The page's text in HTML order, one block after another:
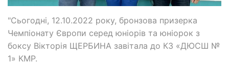
"Сьогодні, 12.10.2022 року, бронзова призерка
Чемпіонату Європи серед юніорів та юніорок з
боксу Вікторія ЩЕРБИНА завітала до КЗ «ДЮСШ №
1» КМР.